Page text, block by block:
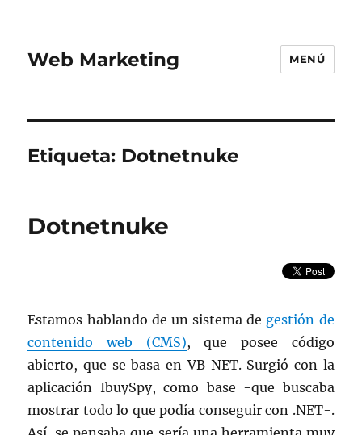
Web Marketing MENÚ
Etiqueta: Dotnetnuke
Dotnetnuke
Estamos hablando de un sistema de gestión de
contenido web (CMS), que posee código
abierto, que se basa en VB NET. Surgió con la
aplicación IbuySpy, como base -que buscaba
mostrar todo lo que podía conseguir con .NET-.